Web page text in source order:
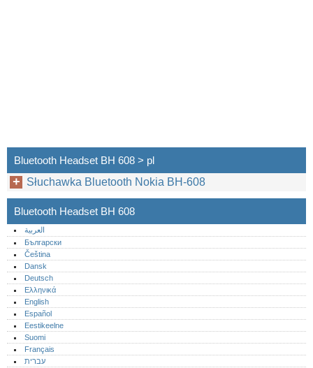
Bluetooth Headset BH 608 > pl
Słuchawka Bluetooth Nokia BH-608
Bluetooth Headset BH 608
العربية
Български
Čeština
Dansk
Deutsch
Ελληνικά
English
Español
Eestikeelne
Suomi
Français
עברית